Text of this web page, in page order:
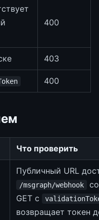
400
403
400
Что проверить
Публичный URL
/msgraph/webhook
GET с
возвращает токен